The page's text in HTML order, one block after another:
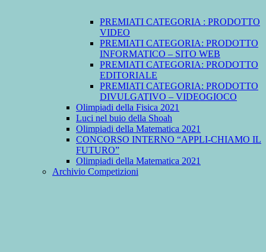
PREMIATI CATEGORIA : PRODOTTO
VIDEO
PREMIATI CATEGORIA: PRODOTTO
INFORMATICO – SITO WEB
PREMIATI CATEGORIA: PRODOTTO
EDITORIALE
PREMIATI CATEGORIA: PRODOTTO
DIVULGATIVO – VIDEOGIOCO
Olimpiadi della Fisica 2021
Luci nel buio della Shoah
Olimpiadi della Matematica 2021
CONCORSO INTERNO “APPLI-CHIAMO IL
FUTURO”
Olimpiadi della Matematica 2021
Archivio Competizioni